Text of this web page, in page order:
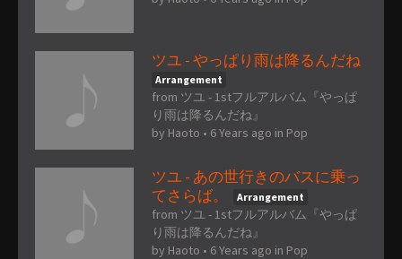
ツユ - やっぱり雨は降るんだね
Arrangement
from ツユ - 1stフルアルバム『やっぱ
り雨は降るんだね』
by Haoto • 6 Years ago in Pop
ツユ - あの世行きのバスに乗っ
てさらば。
Arrangement
from ツユ - 1stフルアルバム『やっぱ
り雨は降るんだね』
by Haoto • 6 Years ago in Pop